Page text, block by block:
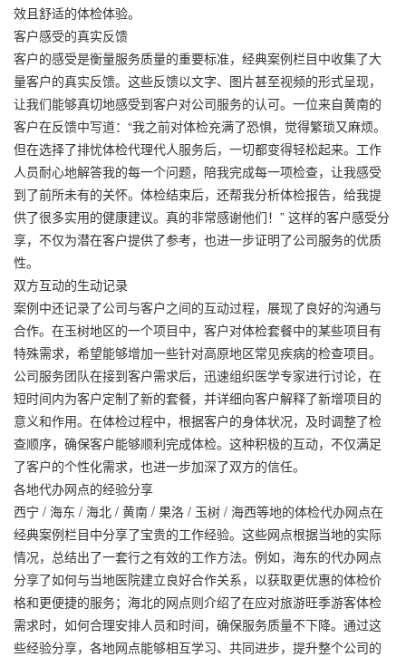
效且舒适的体检体验。
客户感受的真实反馈
客户的感受是衡量服务质量的重要标准，经典案例栏目中收集了大
量客户的真实反馈。这些反馈以文字、图片甚至视频的形式呈现，
让我们能够真切地感受到客户对公司服务的认可。一位来自黄南的
客户在反馈中写道：“我之前对体检充满了恐惧，觉得繁琐又麻烦。
但在选择了排忧体检代理代人服务后，一切都变得轻松起来。工作
人员耐心地解答我的每一个问题，陪我完成每一项检查，让我感受
到了前所未有的关怀。体检结束后，还帮我分析体检报告，给我提
供了很多实用的健康建议。真的非常感谢他们！” 这样的客户感受分
享，不仅为潜在客户提供了参考，也进一步证明了公司服务的优质
性。
双方互动的生动记录
案例中还记录了公司与客户之间的互动过程，展现了良好的沟通与
合作。在玉树地区的一个项目中，客户对体检套餐中的某些项目有
特殊需求，希望能够增加一些针对高原地区常见疾病的检查项目。
公司服务团队在接到客户需求后，迅速组织医学专家进行讨论，在
短时间内为客户定制了新的套餐，并详细向客户解释了新增项目的
意义和作用。在体检过程中，根据客户的身体状况，及时调整了检
查顺序，确保客户能够顺利完成体检。这种积极的互动，不仅满足
了客户的个性化需求，也进一步加深了双方的信任。
各地代办网点的经验分享
西宁 / 海东 / 海北 / 黄南 / 果洛 / 玉树 / 海西等地的体检代办网点在
经典案例栏目中分享了宝贵的工作经验。这些网点根据当地的实际
情况，总结出了一套行之有效的工作方法。例如，海东的代办网点
分享了如何与当地医院建立良好合作关系，以获取更优惠的体检价
格和更便捷的服务；海北的网点则介绍了在应对旅游旺季游客体检
需求时，如何合理安排人员和时间，确保服务质量不下降。通过这
些经验分享，各地网点能够相互学习、共同进步，提升整个公司的